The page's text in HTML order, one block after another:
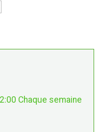
Chaque semaine